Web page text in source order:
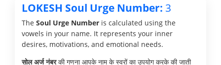
LOKESH Soul Urge Number: 3
The Soul Urge Number is calculated using the
vowels in your name. It represents your inner
desires, motivations, and emotional needs.
सोल अर्ज नंबरकी गणना आपके नाम के स्वरों का उपयोग करके की जाती